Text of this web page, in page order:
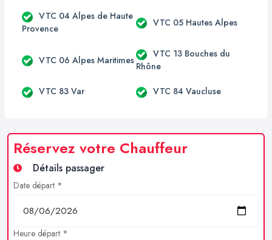
VTC 04 Alpes de Haute
Provence
VTC 05 Hautes Alpes
VTC 06 Alpes Maritimes
VTC 13 Bouches du
Rhône
VTC 83 Var VTC 84 Vaucluse
Réservez votre Chauffeur
Détails passager
Date départ *
Heure départ *